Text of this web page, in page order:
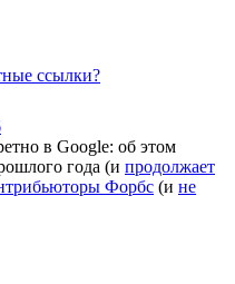
ссылки?
в Google: об этом
года (и продолжает
Форбс (и не